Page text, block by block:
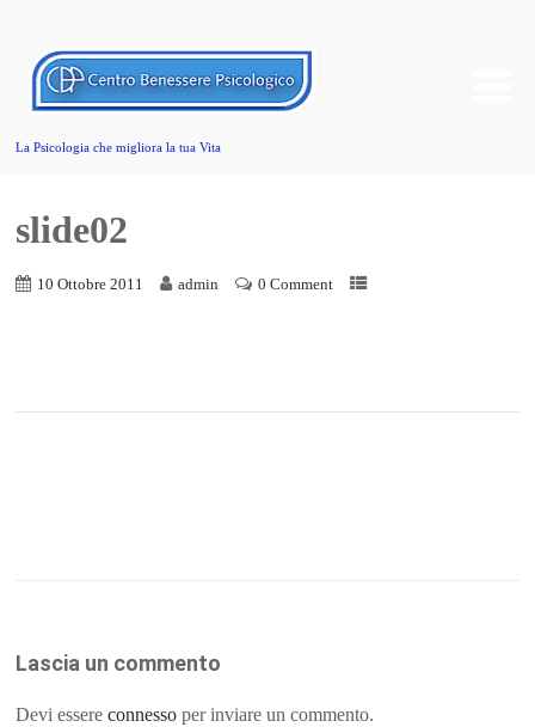
La Psicologia che migliora la tua Vita
slide02
10 Ottobre 2011 admin 0 Comment
Lascia un commento
Devi essereconnesso per inviare un commento.